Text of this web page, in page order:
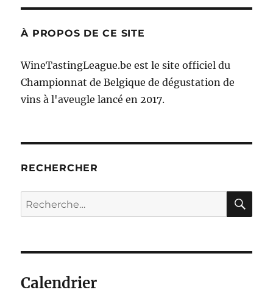
À PROPOS DE CE SITE
WineTastingLeague.be est le site officiel du
Championnat de Belgique de dégustation de
vins à l'aveugle lancé en 2017.
RECHERCHER
Recherche
pour :
Calendrier